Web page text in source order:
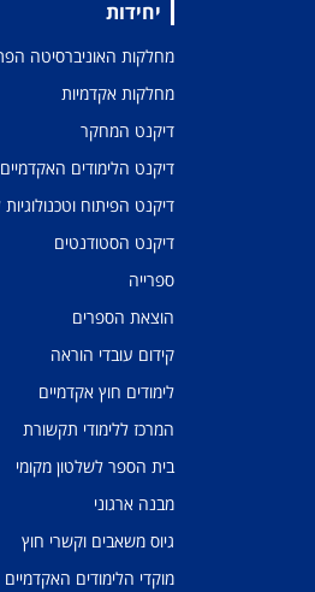
יחידות
מחלקות האוניברסיטה
מחלקות אקדמיות
דיקנט המחקר
דיקנט הלימודים האקדמיים
דיקנט הפיתוח
דיקנט הסטודנטים
ספרייה
הוצאת הספרים
קידום עובדי הוראה
לימודים חוץ אקדמיים
המרכז ללימודי תקשורת
בית הספר לשלטון מקומי
מבנה ארגוני
גיוס משאבים וקשרי חוץ
מוקדי הלימודים האקדמיים